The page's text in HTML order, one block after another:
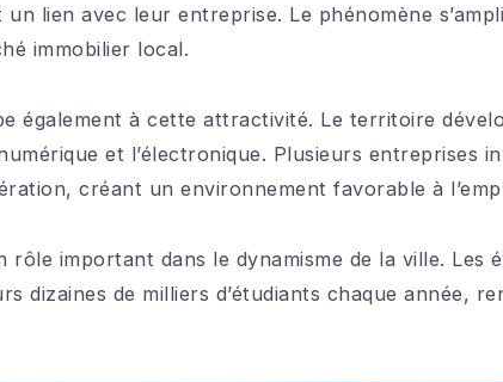
lien avec leur entreprise. Le phénomène
immobilier local.
également à cette attractivité. Le territoire
et l’électronique. Plusieurs entreprises
créant un environnement favorable à
important dans le dynamisme de la ville. Les
dizaines de milliers d’étudiants chaque année,